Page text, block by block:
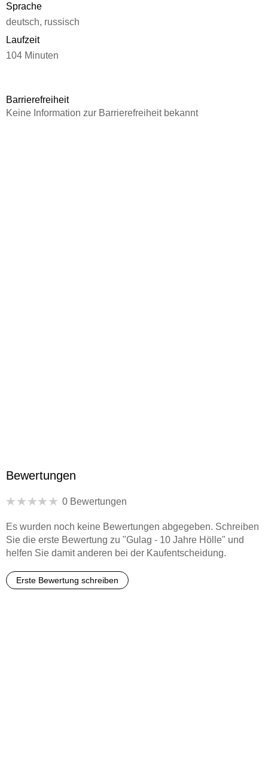
Sprache
deutsch, russisch
Laufzeit
104 Minuten
Autor/Autorin
Barrierefreiheit
Keine Information zur Barrierefreiheit bekannt
Bewertungen
0 Bewertungen
Es wurden noch keine Bewertungen abgegeben. Schreiben
Sie die erste Bewertung zu "Gulag - 10 Jahre Hölle" und
helfen Sie damit anderen bei der Kaufentscheidung.
Erste Bewertung schreiben